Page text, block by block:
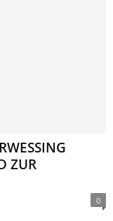
ZUR
0